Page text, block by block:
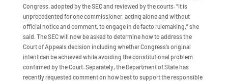
Congress, adopted by the SEC and reviewed by the courts. “It is
unprecedented for one commissioner, acting alone and without
official notice and comment, to engage in de facto rulemaking,” she
said. The SEC will now be asked to determine how to address the
Court of Appeals decision including whether Congress’s original
intent can be achieved while avoiding the constitutional problem
confirmed by the Court. Separately, the Department of State has
recently requested comment on how best to support the responsible